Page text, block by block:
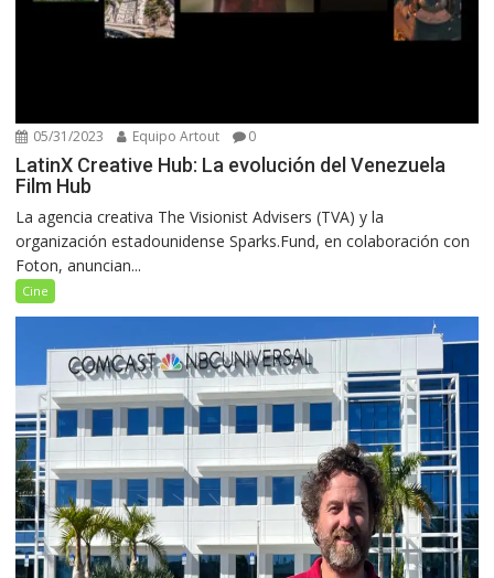
05/31/2023 Equipo Artout 0
LatinX Creative Hub: La evolución del Venezuela
Film Hub
La agencia creativa The Visionist Advisers (TVA) y la
organización estadounidense Sparks.Fund, en colaboración con
Foton, anuncian...
Cine